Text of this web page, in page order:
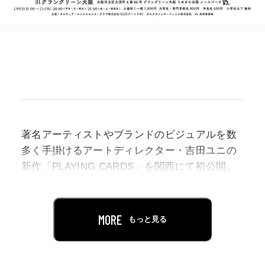
著名アーティストやブランドのビジュアルを数
多く手掛けるアートディレクター・吉田ユニの
新作「PLAYING CARDS」を関西にて初公開。
誰もが知っているトランプの絵柄は、よく見る
とお菓子や果物、文房具などの日常的なモチー
MORE もっと見る